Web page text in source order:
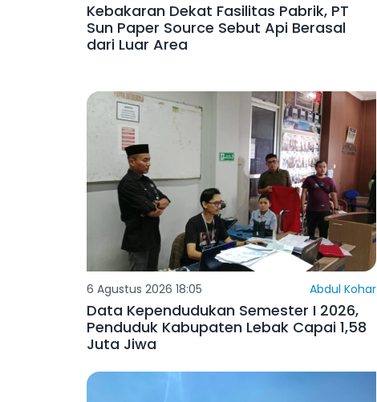
Kebakaran Dekat Fasilitas Pabrik, PT
Sun Paper Source Sebut Api Berasal
dari Luar Area
6 Agustus 2026 18:05 Abdul Kohar
Data Kependudukan Semester I 2026,
Penduduk Kabupaten Lebak Capai 1,58
Juta Jiwa